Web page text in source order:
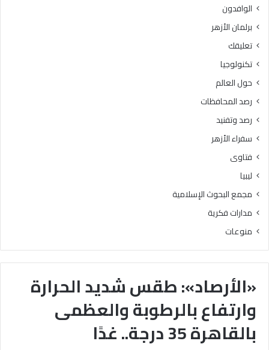
«الأرصاد»: طقس شديد الحرارة
وارتفاع بالرطوبة والعظمى
بالقاهرة 35 درجة.. غدًا
الوافدون
برلمان الأزهر
تعليقك
تكنولوجيا
حول العالم
رصد المحافظات
رصد وتفنيد
سفراء الأزهر
فتاوى
ليبيا
مجمع البحوث الإسلامية
مدارات فكرية
منوعات